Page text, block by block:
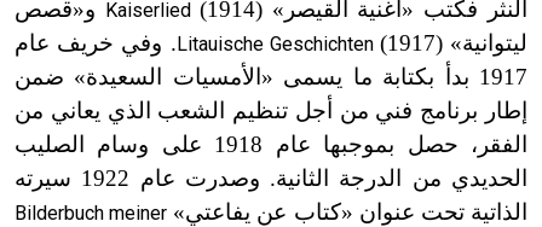
النثر فكتب «أغنية القيصر» (1914)
Kaiserlied
و«قصص
ليتوانية» (1917)
Litauische Geschichten . وفي خريف عام
1917 بدأ بكتابة ما يسمى «الأمسيات السعيدة» ضمن
إطار برنامج فني من أجل تنظيم الشعب الذي يعاني من
الفقر، حصل بموجبها عام 1918 على وسام الصليب
الحديدي من الدرجة الثانية. وصدرت عام 1922 سيرته
الذاتية تحت عنوان «كتاب عن يفاعتي» Bilderbuch meiner